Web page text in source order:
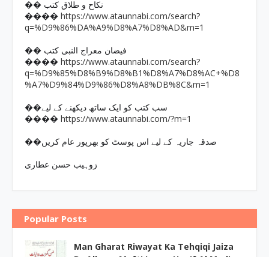
�� نکاح و طلاق کتب
���� https://www.ataunnabi.com/search?
q=%D9%86%DA%A9%D8%A7%D8%AD&m=1
�� فیضان معراج النبی کتب
���� https://www.ataunnabi.com/search?
q=%D9%85%D8%B9%D8%B1%D8%A7%D8%AC+%D8
%A7%D9%84%D9%86%D8%A8%DB%8C&m=1
��سب کتب کو ایک ساتھ دیکھنے کے لیے
���� https://www.ataunnabi.com/?m=1
��صدقہ جاریہ کے لیے اس پوسٹ کو بھرپور عام کریں
زوہیب حسن عطاری
Popular Posts
Man Gharat Riwayat Ka Tehqiqi Jaiza